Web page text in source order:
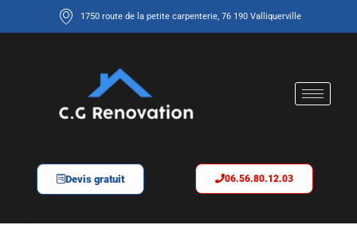
1750 route de la petite carpenterie, 76 190 Valliquerville
Devis gratuit 06.56.80.12.03